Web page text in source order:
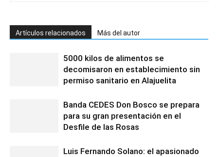
Artículos relacionados Más del autor
5000 kilos de alimentos se
decomisaron en establecimiento sin
permiso sanitario en Alajuelita
Banda CEDES Don Bosco se prepara
para su gran presentación en el
Desfile de las Rosas
Luis Fernando Solano: el apasionado